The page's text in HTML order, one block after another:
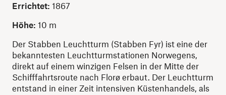
Errichtet: 1867
Höhe: 10 m
Der Stabben Leuchtturm (Stabben Fyr) ist eine der
bekanntesten Leuchtturmstationen Norwegens,
direkt auf einem winzigen Felsen in der Mitte der
Schifffahrtsroute nach Florø erbaut. Der Leuchtturm
entstand in einer Zeit intensiven Küstenhandels, als